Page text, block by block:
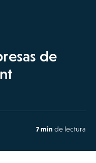
de
7 min de lectura